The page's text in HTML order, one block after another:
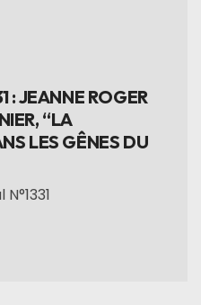
: JEANNE ROGER
“LA
LES GÊNES DU